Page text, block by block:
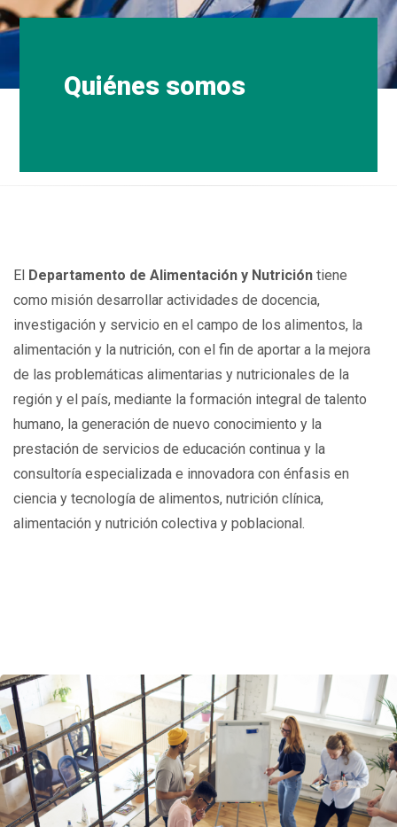
Quiénes somos
El Departamento de Alimentación y Nutrición tiene
como misión desarrollar actividades de docencia,
investigación y servicio en el campo de los alimentos, la
alimentación y la nutrición, con el fin de aportar a la mejora
de las problemáticas alimentarias y nutricionales de la
región y el país, mediante la formación integral de talento
humano, la generación de nuevo conocimiento y la
prestación de servicios de educación continua y la
consultoría especializada e innovadora con énfasis en
ciencia y tecnología de alimentos, nutrición clínica,
alimentación y nutrición colectiva y poblacional.